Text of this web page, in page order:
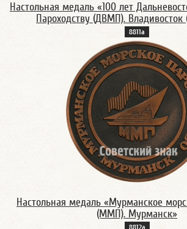
Настольная медаль «100 лет
Пароходству (ДВМП). Владивосток
8811а
Настольная медаль «Мурманское
(ММП). Мурманск»
8812а